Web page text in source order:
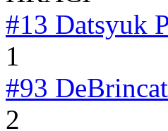
#13 Datsyuk
1
#93
2